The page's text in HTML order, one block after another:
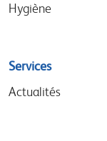
Hygiène
Services
Actualités